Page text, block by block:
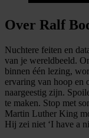
Over Ralf
Nuchtere feiten en
van je wereldbeeld.
binnen één lezing,
ervaring van hoop en
naargeestig zijn.
te maken. Stop met
Martin Luther King
Hij zei niet ‘I have a